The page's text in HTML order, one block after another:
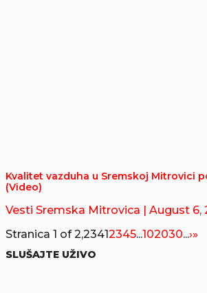
Kvalitet vazduha u Sremskoj Mitrovici
(Video)
Vesti Sremska Mitrovica
| August 6,
Stranica 1 of 2,23412345...102030...›»
SLUŠAJTE UŽIVO